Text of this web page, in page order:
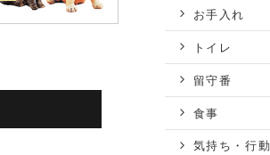
お手入れ
トイレ
留守番
食事
気持ち・行動